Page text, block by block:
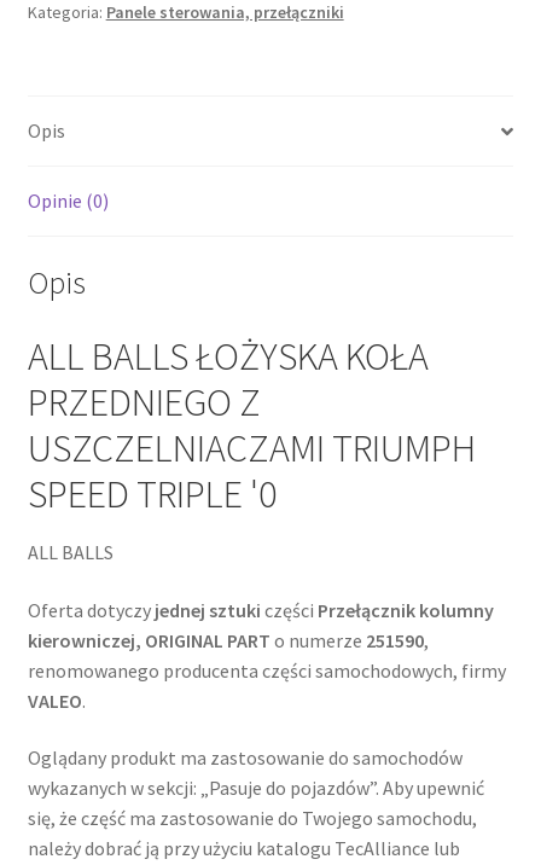
PRZEDNIEGO
SPEED
'0
Kategoria: Panele sterowania, przełączniki
Opis
Opinie (0)
Opis
ALL BALLS ŁOŻYSKA KOŁA
PRZEDNIEGO Z
USZCZELNIACZAMI TRIUMPH
SPEED TRIPLE '0
ALL BALLS
Oferta dotyczy jednej sztuki części Przełącznik kolumny
kierowniczej, ORIGINAL PART o numerze 251590,
renomowanego producenta części samochodowych, firmy
VALEO.
Oglądany produkt ma zastosowanie do samochodów
wykazanych w sekcji: „Pasuje do pojazdów”. Aby upewnić
się, że część ma zastosowanie do Twojego samochodu,
należy dobrać ją przy użyciu katalogu TecAlliance lub